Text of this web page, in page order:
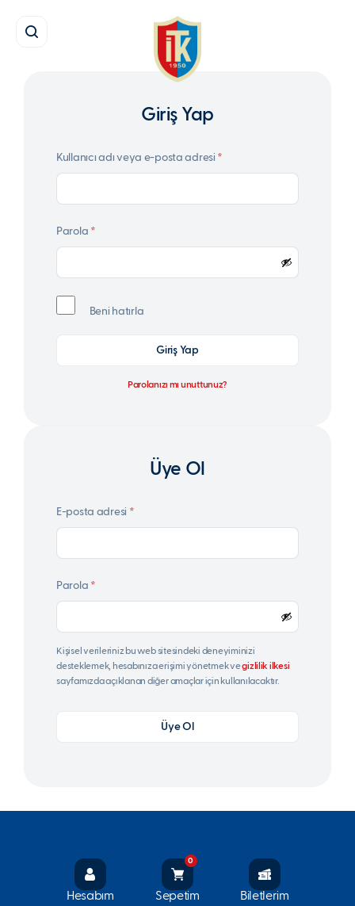
Giriş Yap
Kullanıcı adı veya e-posta adresi *
Parola *Gerekli
Beni hatırla
Giriş Yap
Parolanızı mı unuttunuz?
Üye Ol
E-posta adresi *Gerekli
Parola *Gerekli
Kişisel verileriniz bu web sitesindeki deneyiminizi
desteklemek, hesabınıza erişimi yönetmek vegizlilik ilkesi
sayfamızda açıklanan diğer amaçlar için kullanılacaktır.
Üye Ol
Hesabım
0
Sepetim Biletlerim